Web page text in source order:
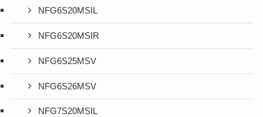
NFG6S20MSIL
NFG6S20MSIR
NFG6S25MSV
NFG6S26MSV
NFG7S20MSIL